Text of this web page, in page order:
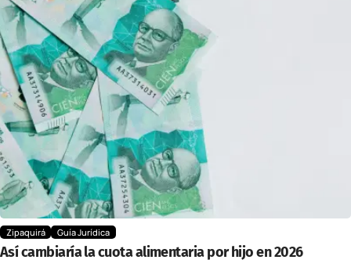
Zipaquirá Guía Jurídica
Así cambiaría la cuota alimentaria por hijo en 2026